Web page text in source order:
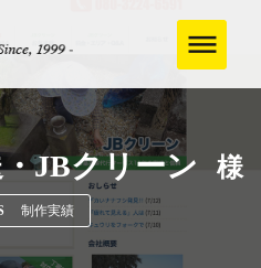
JBクリーン 様
制作実績